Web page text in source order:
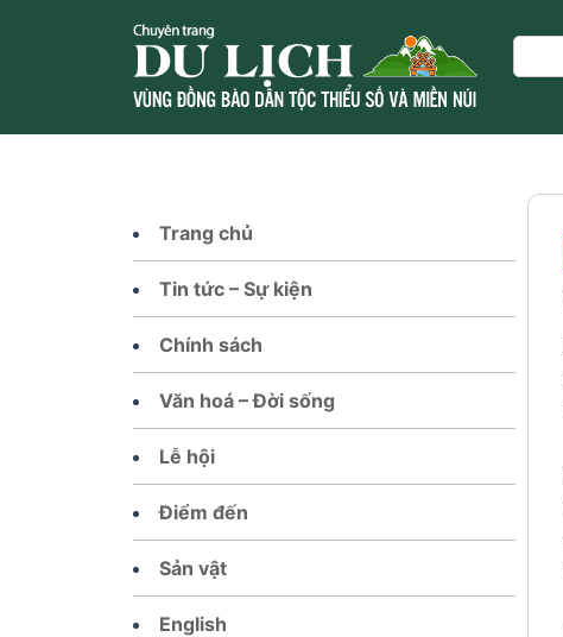
Search
Trang chủ
Tin tức – Sự kiện
Chính sách
Văn hoá – Đời sống
Lễ hội
Điểm đến
Sản vật
English